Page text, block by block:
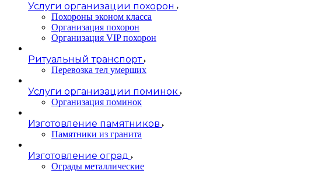
Услуги организации похорон
Похороны эконом класса
Организация похорон
Организация VIP похорон
Ритуальный транспорт
Перевозка тел умерших
Услуги организации поминок
Организация поминок
Изготовление памятников
Памятники из гранита
Изготовление оград
Ограды металлические